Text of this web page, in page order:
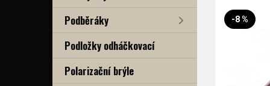
Podběráky
Podložky odháčkovací
Polarizační brýle
-8 %